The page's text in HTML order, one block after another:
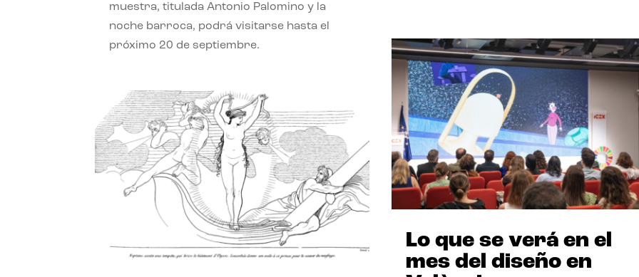
muestra, titulada Antonio Palomino y la
noche barroca, podrá visitarse hasta el
próximo 20 de septiembre.
Lo que se verá en el
mes del diseño en